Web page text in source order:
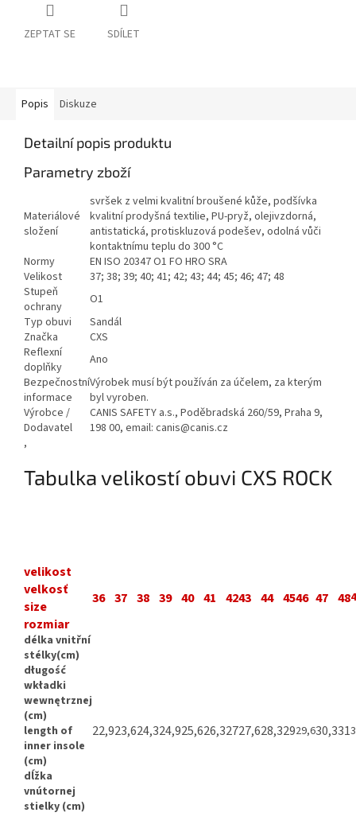
ZEPTAT SE SDÍLET
Popis Diskuze
Detailní popis produktu
Parametry zboží
Materiálové
složení
svršek z velmi kvalitní broušené kůže, podšívka
kvalitní prodyšná textilie, PU-pryž, olejivzdorná,
antistatická, protiskluzová podešev, odolná vůči
kontaktnímu teplu do 300 °C
Normy
EN ISO 20347 O1 FO HRO SRA
Velikost
37; 38; 39; 40; 41; 42; 43; 44; 45; 46; 47; 48
Stupeň
ochrany
O1
Typ obuvi
Sandál
Značka
CXS
Reflexní
doplňky
Ano
Bezpečnostní
informace
Výrobek musí být používán za účelem, za kterým
byl vyroben.
Výrobce /
Dodavatel
CANIS SAFETY a.s., Poděbradská 260/59, Praha 9,
198 00, email: canis@canis.cz
,
Tabulka velikostí obuvi CXS ROCK
velikost
velkosť
size
rozmiar
36 37 38 39 40 41 4243 44 4546 47 48
délka vnitřní
stélky(cm)
długość
wkładki
wewnętrznej
(cm)
length of
inner insole
(cm)
dĺžka
vnútornej
stielky (cm)
22,923,624,324,925,626,32727,628,32929,630,331